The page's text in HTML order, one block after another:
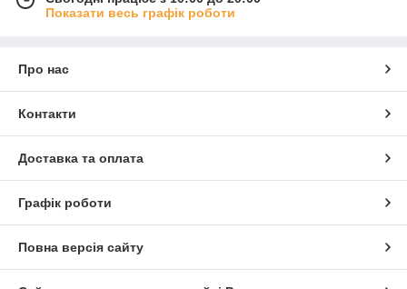
Показати весь графік роботи
Про нас
Контакти
Доставка та оплата
Графік роботи
Повна версія сайту